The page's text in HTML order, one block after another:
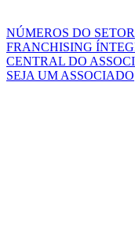
NÚMEROS DO SETOR
FRANCHISING
CENTRAL DO
SEJA UM ASSOCIADO